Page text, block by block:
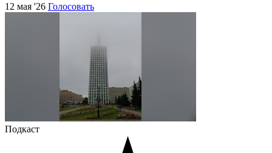
12 мая '26 Голосовать
Подкаст